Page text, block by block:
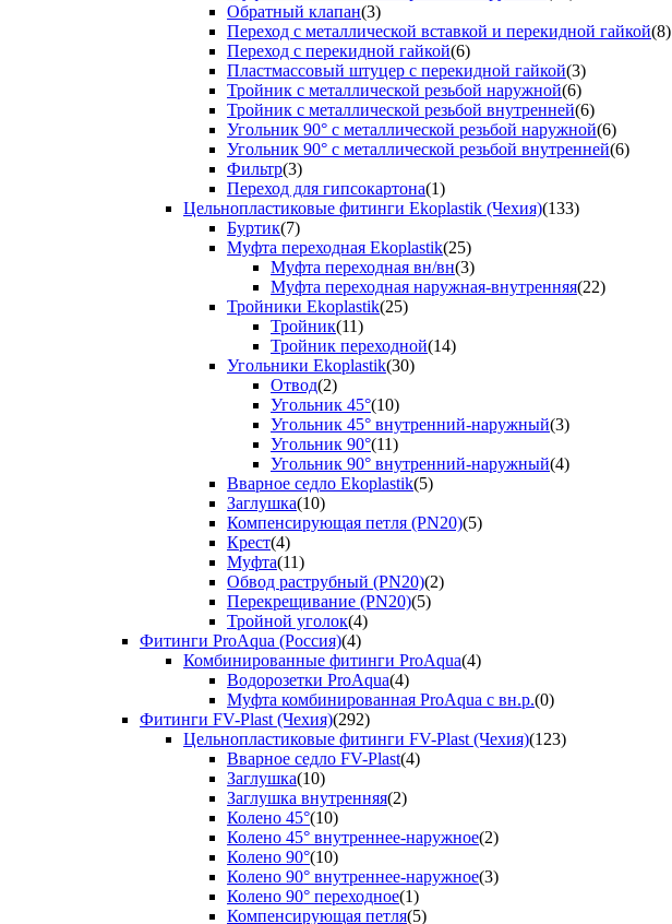
Обратный клапан(3)
Переход с металлической вставкой и перекидной гайкой(8)
Переход с перекидной гайкой(6)
Пластмассовый штуцер с перекидной гайкой(3)
Тройник с металлической резьбой наружной(6)
Тройник с металлической резьбой внутренней(6)
Угольник 90° с металлической резьбой наружной(6)
Угольник 90° с металлической резьбой внутренней(6)
Фильтр(3)
Переход для гипсокартона(1)
Цельнопластиковые фитинги Ekoplastik (Чехия)(133)
Буртик(7)
Муфта переходная Ekoplastik(25)
Муфта переходная вн/вн(3)
Муфта переходная наружная-внутренняя(22)
Тройники Ekoplastik(25)
Тройник(11)
Тройник переходной(14)
Угольники Ekoplastik(30)
Отвод(2)
Угольник 45°(10)
Угольник 45° внутренний-наружный(3)
Угольник 90°(11)
Угольник 90° внутренний-наружный(4)
Вварное седло Ekoplastik(5)
Заглушка(10)
Компенсирующая петля (PN20)(5)
Крест(4)
Муфта(11)
Обвод раструбный (PN20)(2)
Перекрещивание (PN20)(5)
Тройной уголок(4)
Фитинги ProAqua (Россия)(4)
Комбинированные фитинги ProAqua(4)
Водорозетки ProAqua(4)
Муфта комбинированная ProAqua с вн.р.(0)
Фитинги FV-Plast (Чехия)(292)
Цельнопластиковые фитинги FV-Plast (Чехия)(123)
Вварное седло FV-Plast(4)
Заглушка(10)
Заглушка внутренняя(2)
Колено 45°(10)
Колено 45° внутреннее-наружное(2)
Колено 90°(10)
Колено 90° внутреннее-наружное(3)
Колено 90° переходное(1)
Компенсирующая петля(5)